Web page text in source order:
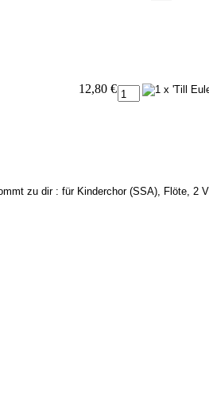
12,80 €